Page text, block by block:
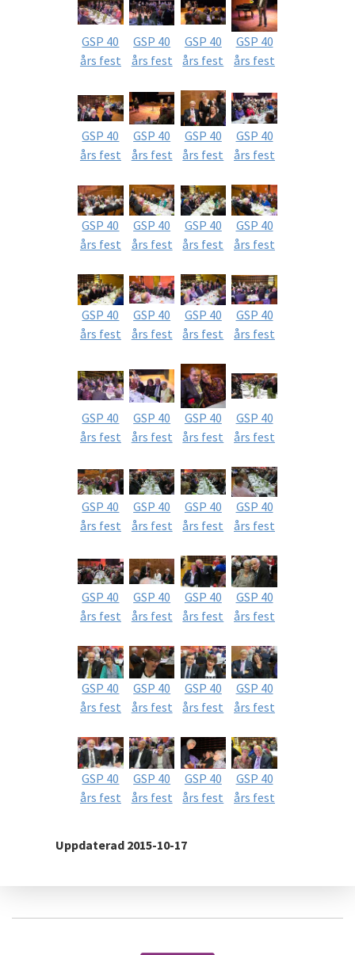
GSP 40
års fest
GSP 40
års fest
GSP 40
års fest
GSP 40
års fest
GSP 40
års fest
GSP 40
års fest
GSP 40
års fest
GSP 40
års fest
GSP 40
års fest
GSP 40
års fest
GSP 40
års fest
GSP 40
års fest
GSP 40
års fest
GSP 40
års fest
GSP 40
års fest
GSP 40
års fest
GSP 40
års fest
GSP 40
års fest
GSP 40
års fest
GSP 40
års fest
GSP 40
års fest
GSP 40
års fest
GSP 40
års fest
GSP 40
års fest
GSP 40
års fest
GSP 40
års fest
GSP 40
års fest
GSP 40
års fest
GSP 40
års fest
GSP 40
års fest
GSP 40
års fest
GSP 40
års fest
GSP 40
års fest
GSP 40
års fest
GSP 40
års fest
GSP 40
års fest
Uppdaterad 2015-10-17